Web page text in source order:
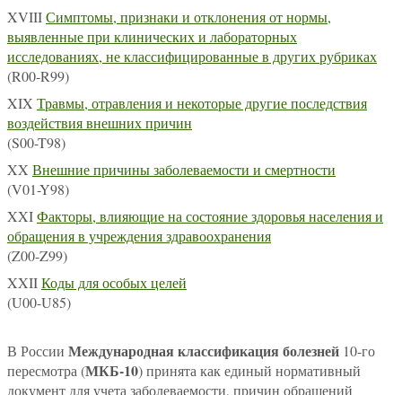
XVIIIСимптомы, признаки и отклонения от нормы,
выявленные при клинических и лабораторных
исследованиях, не классифицированные в других рубриках
(R00-R99)
XIX Травмы, отравления и некоторые другие последствия
воздействия внешних причин
(S00-T98)
XX Внешние причины заболеваемости и смертности
(V01-Y98)
XXIФакторы, влияющие на состояние здоровья населения и
обращения в учреждения здравоохранения
(Z00-Z99)
XXIIКоды для особых целей
(U00-U85)
В России Международная классификация болезней 10-го
пересмотра (МКБ-10) принята как единый нормативный
документ для учета заболеваемости, причин обращений